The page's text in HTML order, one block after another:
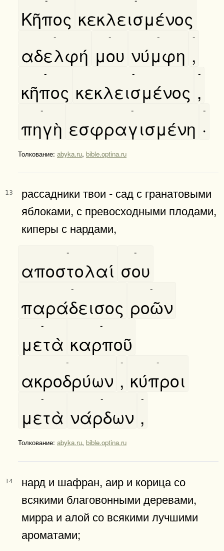
Κῆπος κεκλεισμένος
αδελφή
-
μου
-
νύμφη
-
,
-
κῆπος
-
κεκλεισμένος
-
,
-
πηγὴ
-
εσφραγισμένη
-
·
-
Толкование: abyka.ru, bible.optina.ru
13
рассадники твои - сад с гранатовыми
яблоками, с превосходными плодами,
киперы с нардами,
αποστολαί
-
σου
-
παράδεισος
-
ροῶν
-
μετὰ
-
καρποῦ
-
ακροδρύων
-
,
-
κύπροι
-
μετὰ
-
νάρδων
-
,
-
Толкование: abyka.ru, bible.optina.ru
14
нард и шафран, аир и корица со
всякими благовонными деревами,
мирра и алой со всякими лучшими
ароматами;